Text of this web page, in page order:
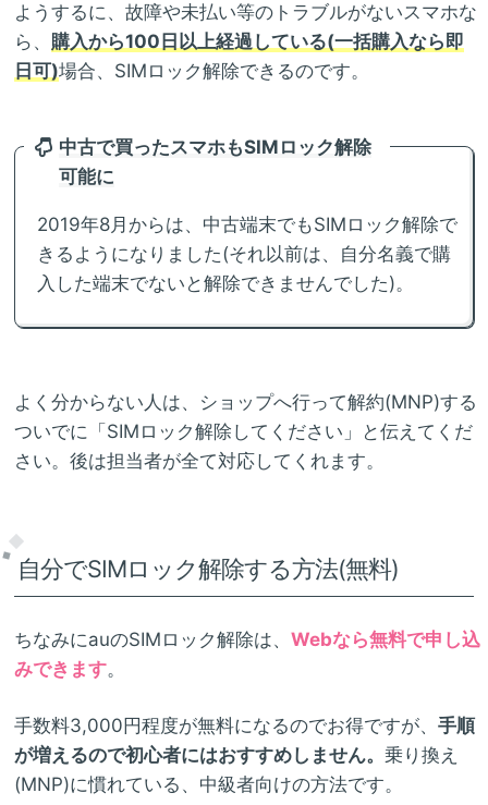
ようするに、故障や未払い等のトラブルがないスマホな
ら、 購入から100日以上経過している(一括購入なら即
日可)場合、SIMロック解除できるのです。
中古で買ったスマホもSIMロック解除
可能に
2019年8月からは、中古端末でもSIMロック解除で
きるようになりました(それ以前は、自分名義で購
入した端末でないと解除できませんでした)。
よく分からない人は、ショップへ行って解約(MNP)する
ついでに「SIMロック解除してください」と伝えてくだ
さい。後は担当者が全て対応してくれます。
自分でSIMロック解除する方法(無料)
ちなみにauのSIMロック解除は、 Webなら無料で申し込
みできます。
手数料3,000円程度が無料になるのでお得ですが、 手順
が増えるので初心者にはおすすめしません。 乗り換え
(MNP)に慣れている、中級者向けの方法です。